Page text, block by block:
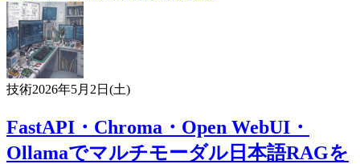
技術2026年5月2日(土)
FastAPI・Chroma・Open WebUI・
Ollamaでマルチモーダル日本語RAGを